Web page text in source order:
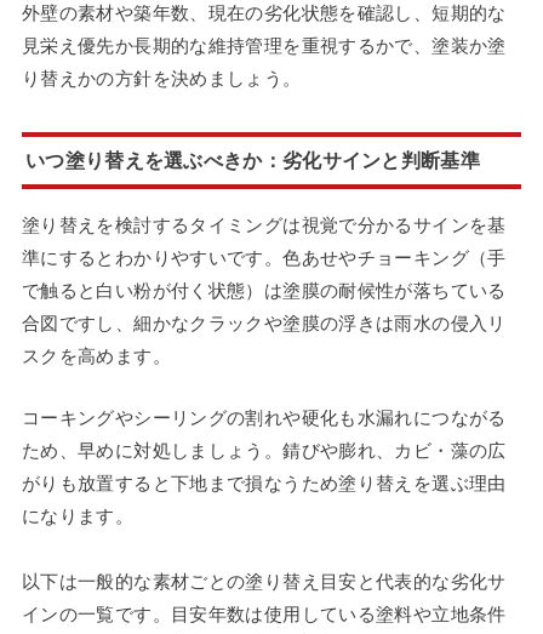
外壁の素材や築年数、現在の劣化状態を確認し、短期的な
見栄え優先か長期的な維持管理を重視するかで、塗装か塗
り替えかの方針を決めましょう。
いつ塗り替えを選ぶべきか：劣化サインと判断基準
塗り替えを検討するタイミングは視覚で分かるサインを基
準にするとわかりやすいです。色あせやチョーキング（手
で触ると白い粉が付く状態）は塗膜の耐候性が落ちている
合図ですし、細かなクラックや塗膜の浮きは雨水の侵入リ
スクを高めます。
コーキングやシーリングの割れや硬化も水漏れにつながる
ため、早めに対処しましょう。錆びや膨れ、カビ・藻の広
がりも放置すると下地まで損なうため塗り替えを選ぶ理由
になります。
以下は一般的な素材ごとの塗り替え目安と代表的な劣化サ
インの一覧です。目安年数は使用している塗料や立地条件